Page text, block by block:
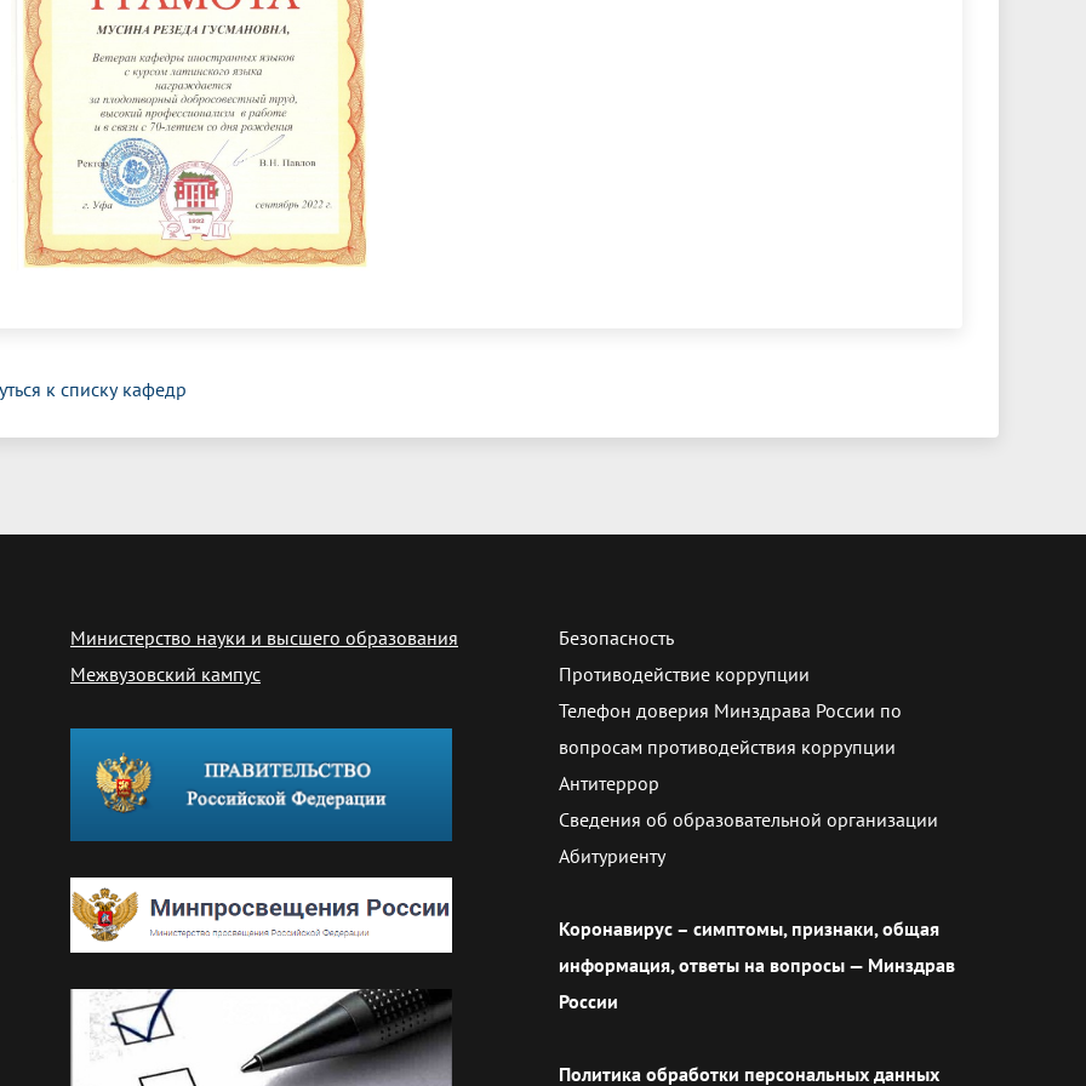
к списку кафедр
Министерство науки и высшего образования
Межвузовский кампус
Безопасность
Противодействие коррупции
Телефон доверия Минздрава России по
вопросам противодействия коррупции
Антитеррор
Сведения об образовательной организации
Абитуриенту
Коронавирус – симптомы, признаки, общая
информация, ответы на вопросы — Минздрав
России
Политика обработки персональных данных